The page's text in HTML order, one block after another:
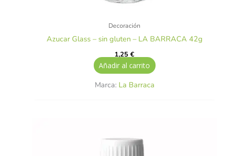
Decoración
Azucar Glass – sin gluten – LA BARRACA 42g
1,25€
Añadir al carrito
Marca: La Barraca